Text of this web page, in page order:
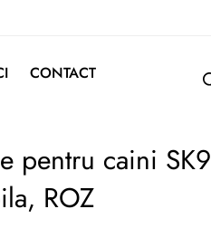
CONTACT
pentru caini SK9
ROZ